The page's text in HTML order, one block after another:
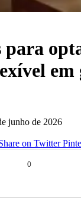
para
em
junho de 2026
on Twitter
0